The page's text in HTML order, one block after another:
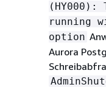
(HY000):
running
option
Aurora